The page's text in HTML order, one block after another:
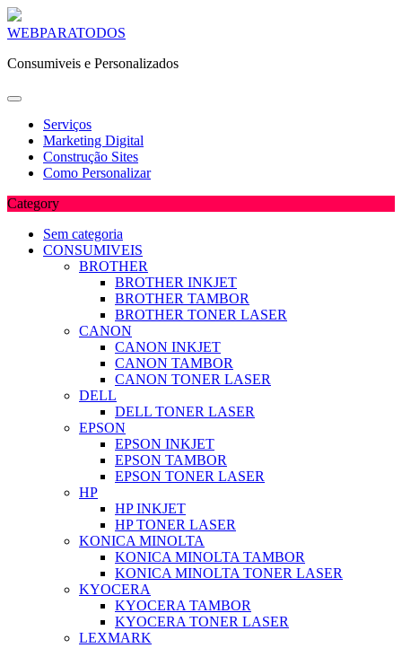
Skip
content
WEBPARATODOS
Consumiveis e Personalizados
Serviços
Marketing Digital
Construção Sites
Como Personalizar
Category
Sem categoria
CONSUMIVEIS
BROTHER
BROTHER INKJET
BROTHER TAMBOR
BROTHER TONER LASER
CANON
CANON INKJET
CANON TAMBOR
CANON TONER LASER
DELL
DELL TONER LASER
EPSON
EPSON INKJET
EPSON TAMBOR
EPSON TONER LASER
HP
HP INKJET
HP TONER LASER
KONICA MINOLTA
KONICA MINOLTA TAMBOR
KONICA MINOLTA TONER LASER
KYOCERA
KYOCERA TAMBOR
KYOCERA TONER LASER
LEXMARK